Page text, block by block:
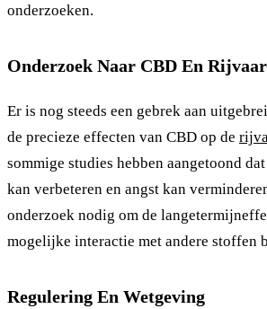
onderzoeken.
Onderzoek Naar CBD En
Er is nog steeds een gebrek aan
de precieze effecten van CBD op de
sommige studies hebben aangetoond
kan verbeteren en angst kan
onderzoek nodig om de
mogelijke interactie met andere stoffen
Regulering En Wetgeving